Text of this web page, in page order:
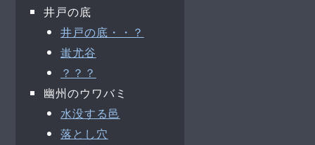
井戸の底
井戸の底・・？
蚩尤谷
？？？
幽州のウワバミ
水没する邑
落とし穴